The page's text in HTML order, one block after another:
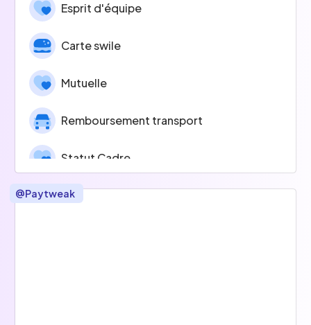
Esprit d'équipe
Carte swile
Mutuelle
Remboursement transport
Statut Cadre
@Paytweak